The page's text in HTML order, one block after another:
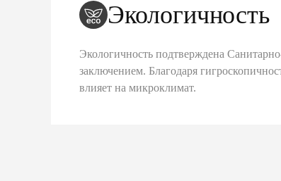
Экологичность
Экологичность подтверждена
заключением. Благодаря
влияет на микроклимат.